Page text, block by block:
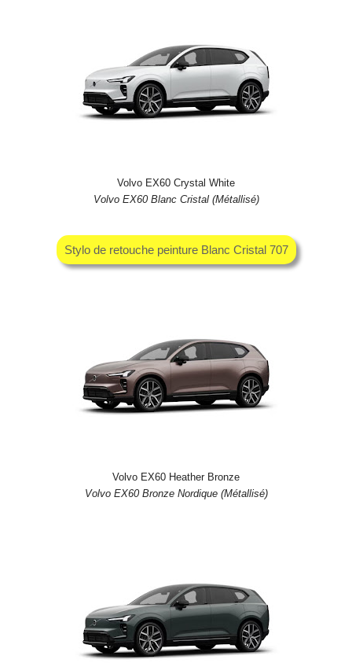
Volvo EX60 Crystal White
Volvo EX60 Blanc Cristal (Métallisé)
Stylo de retouche peinture Blanc Cristal 707
Volvo EX60 Heather Bronze
Volvo EX60 Bronze Nordique (Métallisé)